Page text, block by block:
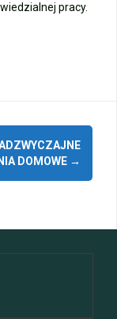
pracy.
DOMOWE →